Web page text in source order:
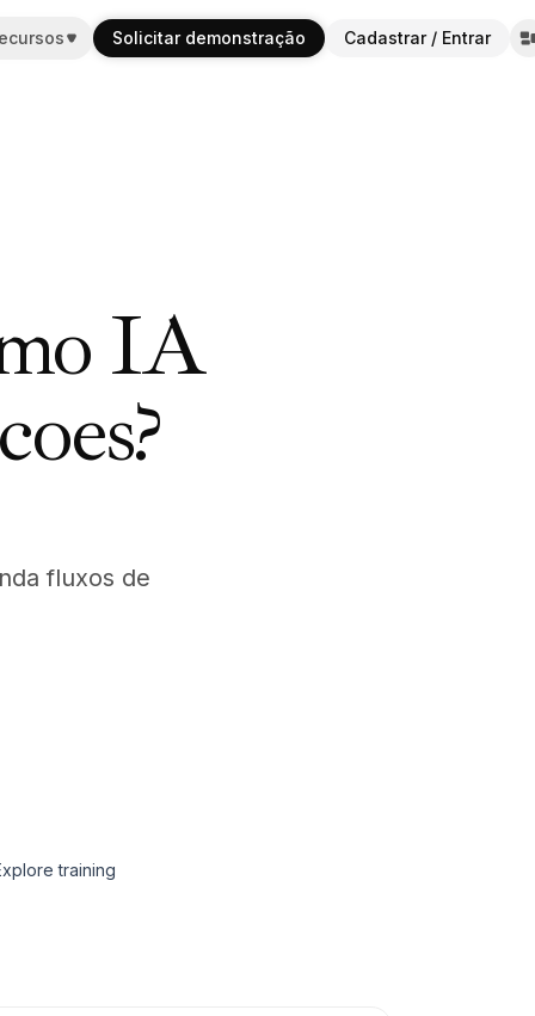
Solicitar demonstração Cadastrar / Entrar
Solicitar demonstração Cadastrar / Entrar
IA
fluxos de
training